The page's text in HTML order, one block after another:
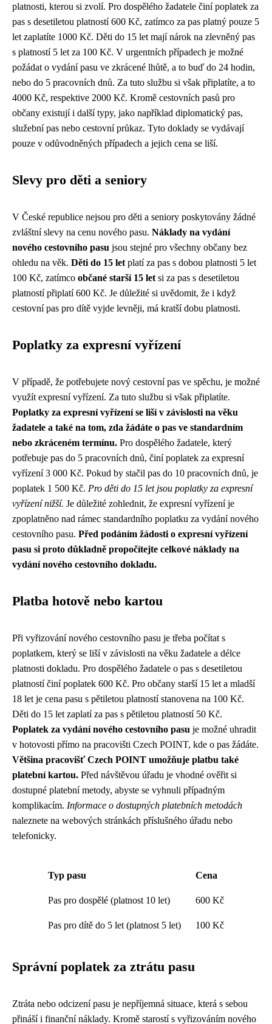
platnosti, kterou si zvolí. Pro dospělého žadatele činí poplatek za
pas s desetiletou platností 600 Kč, zatímco za pas platný pouze 5
let zaplatíte 1000 Kč. Děti do 15 let mají nárok na zlevněný pas
s platností 5 let za 100 Kč. V urgentních případech je možné
požádat o vydání pasu ve zkrácené lhůtě, a to buď do 24 hodin,
nebo do 5 pracovních dnů. Za tuto službu si však připlatíte, a to
4000 Kč, respektive 2000 Kč. Kromě cestovních pasů pro
občany existují i další typy, jako například diplomatický pas,
služební pas nebo cestovní průkaz. Tyto doklady se vydávají
pouze v odůvodněných případech a jejich cena se liší.
Slevy pro děti a seniory
V České republice nejsou pro děti a seniory poskytovány žádné
zvláštní slevy na cenu nového pasu. Náklady na vydání
nového cestovního pasu jsou stejné pro všechny občany bez
ohledu na věk. Děti do 15 let platí za pas s dobou platnosti 5 let
100 Kč, zatímco občané starší 15 let si za pas s desetiletou
platností připlatí 600 Kč. Je důležité si uvědomit, že i když
cestovní pas pro dítě vyjde levněji, má kratší dobu platnosti.
Poplatky za expresní vyřízení
V případě, že potřebujete nový cestovní pas ve spěchu, je možné
využít expresní vyřízení. Za tuto službu si však připlatíte.
Poplatky za expresní vyřízení se liší v závislosti na věku
žadatele a také na tom, zda žádáte o pas ve standardním
nebo zkráceném termínu. Pro dospělého žadatele, který
potřebuje pas do 5 pracovních dnů, činí poplatek za expresní
vyřízení 3 000 Kč. Pokud by stačil pas do 10 pracovních dnů, je
poplatek 1 500 Kč. Pro děti do 15 let jsou poplatky za expresní
vyřízení nižší. Je důležité zohlednit, že expresní vyřízení je
zpoplatněno nad rámec standardního poplatku za vydání nového
cestovního pasu. Před podáním žádosti o expresní vyřízení
pasu si proto důkladně propočítejte celkové náklady na
vydání nového cestovního dokladu.
Platba hotově nebo kartou
Při vyřizování nového cestovního pasu je třeba počítat s
poplatkem, který se liší v závislosti na věku žadatele a délce
platnosti dokladu. Pro dospělého žadatele o pas s desetiletou
platností činí poplatek 600 Kč. Pro občany starší 15 let a mladší
18 let je cena pasu s pětiletou platností stanovena na 100 Kč.
Děti do 15 let zaplatí za pas s pětiletou platností 50 Kč.
Poplatek za vydání nového cestovního pasu je možné uhradit
v hotovosti přímo na pracovišti Czech POINT, kde o pas žádáte.
Většina pracovišť Czech POINT umožňuje platbu také
platební kartou. Před návštěvou úřadu je vhodné ověřit si
dostupné platební metody, abyste se vyhnuli případným
komplikacím. Informace o dostupných platebních metodách
naleznete na webových stránkách příslušného úřadu nebo
telefonicky.
Typ pasu Cena
Pas pro dospělé (platnost 10 let) 600 Kč
Pas pro dítě do 5 let (platnost 5 let) 100 Kč
Správní poplatek za ztrátu pasu
Ztráta nebo odcizení pasu je nepříjemná situace, která s sebou
přináší i finanční náklady. Kromě starostí s vyřizováním nového